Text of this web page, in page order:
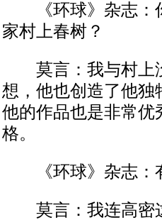
《环球》杂志：你
家村上春树？
莫言：我与村上没
想，他也创造了他独
他的作品也是非常优
格。
《环球》杂志：
莫言：我连高密这